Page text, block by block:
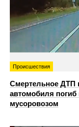
Происшествия
Смертельное ДТП
автомобиля
мусоровозом